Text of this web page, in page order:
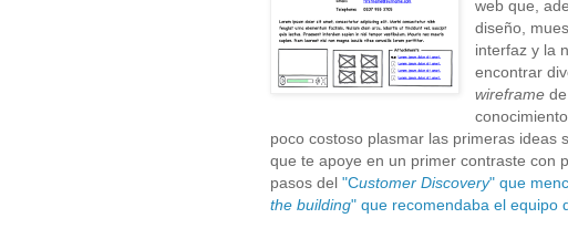
web que,
diseño,
interfaz y la
encontrar
wireframe
poco costoso plasmar las primeras
que te apoye en un primer contraste con
pasos del "Customer Discovery" que
the building" que recomendaba el equipo